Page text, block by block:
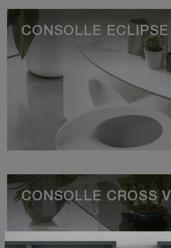
CONSOLLE ECLIPSE
CONSOLLE CROSS